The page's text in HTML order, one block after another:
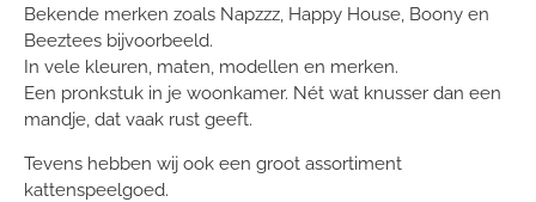
Bekende merken zoals Napzzz, Happy House, Boony en
Beeztees bijvoorbeeld.
In vele kleuren, maten, modellen en merken.
Een pronkstuk in je woonkamer. Nét wat knusser dan een
mandje, dat vaak rust geeft.
Tevens hebben wij ook een groot assortiment
kattenspeelgoed.